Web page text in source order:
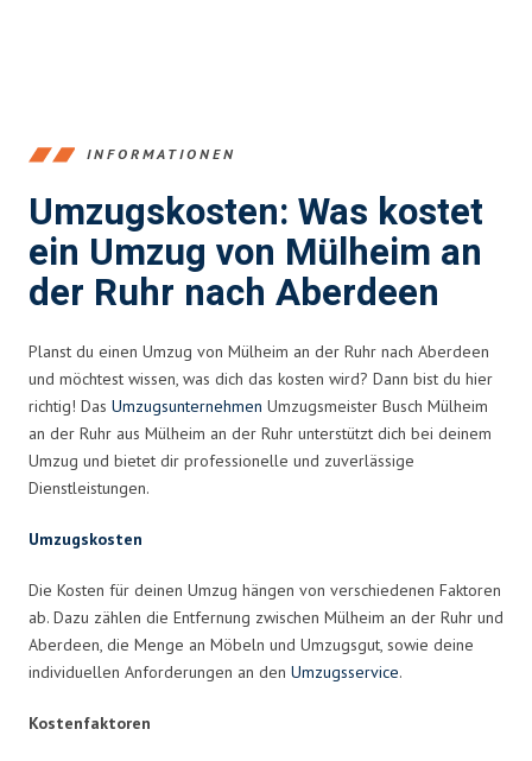
INFORMATIONEN
Umzugskosten: Was kostet
ein Umzug von Mülheim an
der Ruhr nach Aberdeen
Planst du einen Umzug von Mülheim an der Ruhr nach Aberdeen
und möchtest wissen, was dich das kosten wird? Dann bist du hier
richtig! Das Umzugsunternehmen Umzugsmeister Busch Mülheim
an der Ruhr aus Mülheim an der Ruhr unterstützt dich bei deinem
Umzug und bietet dir professionelle und zuverlässige
Dienstleistungen.
Umzugskosten
Die Kosten für deinen Umzug hängen von verschiedenen Faktoren
ab. Dazu zählen die Entfernung zwischen Mülheim an der Ruhr und
Aberdeen, die Menge an Möbeln und Umzugsgut, sowie deine
individuellen Anforderungen an den Umzugsservice.
Kostenfaktoren